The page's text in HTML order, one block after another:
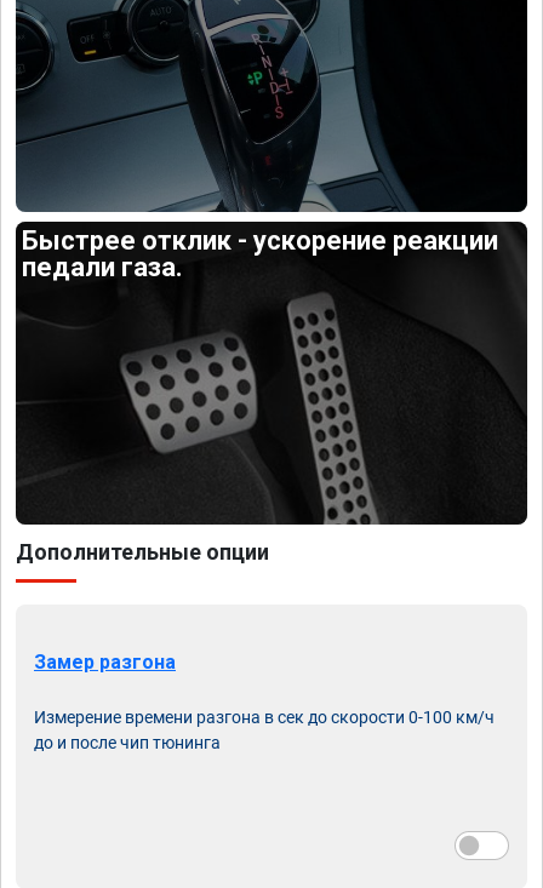
Быстрее отклик - ускорение реакции
педали газа.
Дополнительные опции
Замер разгона
Измерение времени разгона в сек до скорости 0-100 км/ч
до и после чип тюнинга